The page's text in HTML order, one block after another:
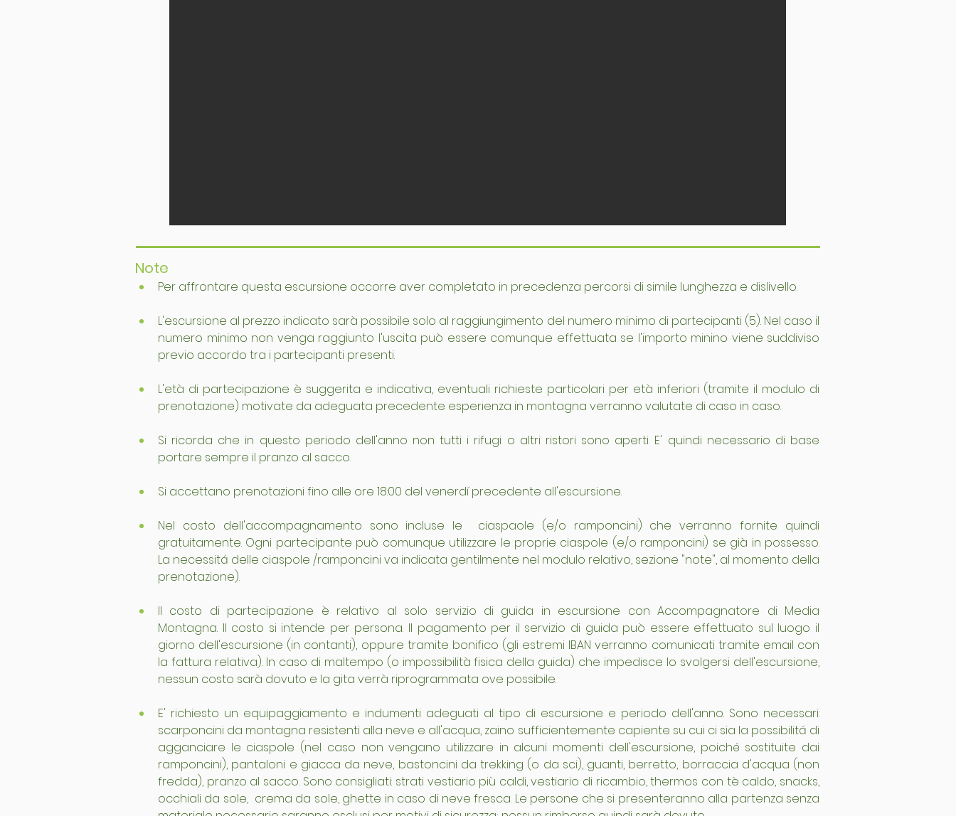
Note
Per affrontare questa escursione occorre aver completato in precedenza percorsi di simile lunghezza e dislivello.
L'escursione al prezzo indicato sarà possibile solo al raggiungimento del numero minimo di partecipanti (5). Nel caso il
numero minimo non venga raggiunto l'uscita può essere comunque effettuata se l'importo minino viene suddiviso
previo accordo tra i partecipanti presenti.
L'età di partecipazione è suggerita e indicativa, eventuali richieste particolari per età inferiori (tramite il modulo di
prenotazione) motivate da adeguata precedente esperienza in montagna verranno valutate di caso in caso.
Si ricorda che in questo periodo dell'anno non tutti i rifugi o altri ristori sono aperti. E' quindi necessario di base
portare sempre il pranzo al sacco.
Si accettano prenotazioni fino alle ore 18:00 del venerdí precedente all'escursione.
Nel costo dell'accompagnamento sono incluse le  ciaspaole (e/o ramponcini) che verranno fornite quindi
gratuitamente. Ogni partecipante può comunque utilizzare le proprie ciaspole (e/o ramponcini) se già in possesso.
La necessitá delle ciaspole /ramponcini va indicata gentilmente nel modulo relativo, sezione "note", al momento della
prenotazione).
Il costo di partecipazione è relativo al solo servizio di guida in escursione con Accompagnatore di Media
Montagna. Il costo si intende per persona. Il pagamento per il servizio di guida può essere effettuato sul luogo il
giorno dell'escursione (in contanti), oppure tramite bonifico (gli estremi IBAN verranno comunicati tramite email con
la fattura relativa). In caso di maltempo (o impossibilità fisica della guida) che impedisce lo svolgersi dell'escursione,
nessun costo sarà dovuto e la gita verrà riprogrammata ove possibile.
E' richiesto un equipaggiamento e indumenti adeguati al tipo di escursione e periodo dell'anno. Sono necessari:
scarponcini da montagna resistenti alla neve e all'acqua, zaino sufficientemente capiente su cui ci sia la possibilitá di
agganciare le ciaspole (nel caso non vengano utilizzare in alcuni momenti dell'escursione, poiché sostituite dai
ramponcini), pantaloni e giacca da neve, bastoncini da trekking (o da sci), guanti, berretto, borraccia d'acqua (non
fredda), pranzo al sacco. Sono consigliati: strati vestiario più caldi, vestiario di ricambio, thermos con tè caldo, snacks,
occhiali da sole,  crema da sole, ghette in caso di neve fresca. Le persone che si presenteranno alla partenza senza